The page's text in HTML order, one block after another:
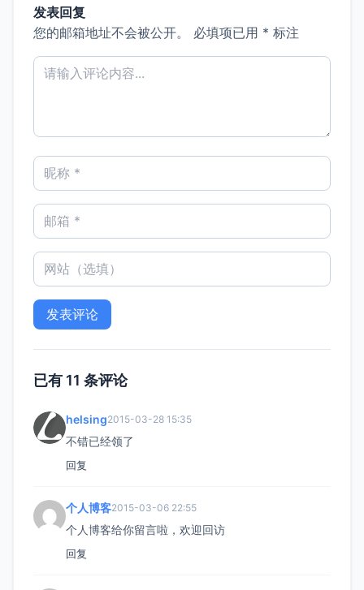
发表回复
您的邮箱地址不会被公开。
必填项已用 * 标注
已有 11 条评论
helsing2015-03-28 15:35
不错已经领了
回复
个人博客2015-03-06 22:55
个人博客给你留言啦，欢迎回访
回复